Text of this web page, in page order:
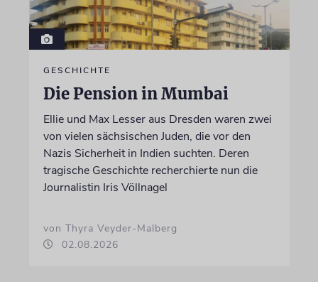
GESCHICHTE
Die Pension in Mumbai
Ellie und Max Lesser aus Dresden waren zwei
von vielen sächsischen Juden, die vor den
Nazis Sicherheit in Indien suchten. Deren
tragische Geschichte recherchierte nun die
Journalistin Iris Völlnagel
von Thyra Veyder-Malberg
02.08.2026